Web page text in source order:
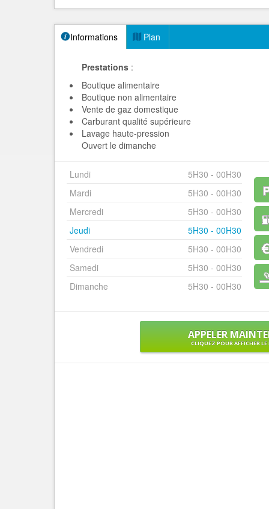
Informations Plan
Prestations :
Boutique alimentaire
Boutique non alimentaire
Vente de gaz domestique
Carburant qualité supérieure
Lavage haute-pression
Ouvert le dimanche
Lundi
5H30 - 00H30
Mardi
5H30 - 00H30
Mercredi
5H30 - 00H30
Jeudi
5H30 - 00H30
Vendredi
5H30 - 00H30
Samedi
5H30 - 00H30
Dimanche
5H30 - 00H30
APPELER
CLIQUEZ POUR AFFICHER